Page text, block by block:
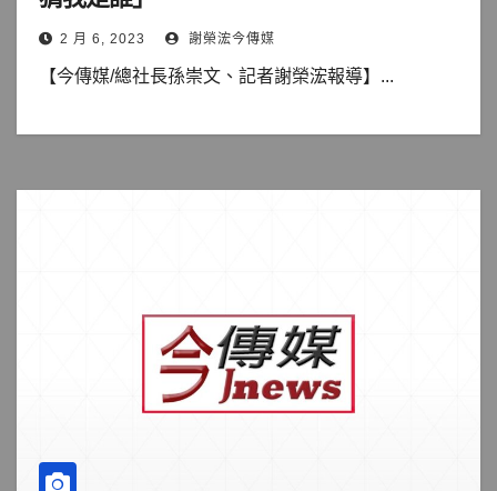
2 月 6, 2023 謝榮浤今傳媒
【今傳媒/總社長孫崇文、記者謝榮浤報導】...